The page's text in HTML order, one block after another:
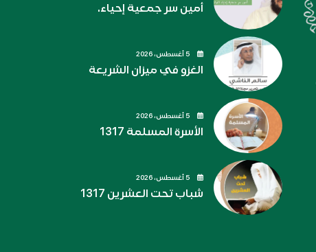
أمين سر جمعية إحياء.
الغزو في ميزان الشريعة
الأسرة المسلمة 1317
شباب تحت العشرين 1317